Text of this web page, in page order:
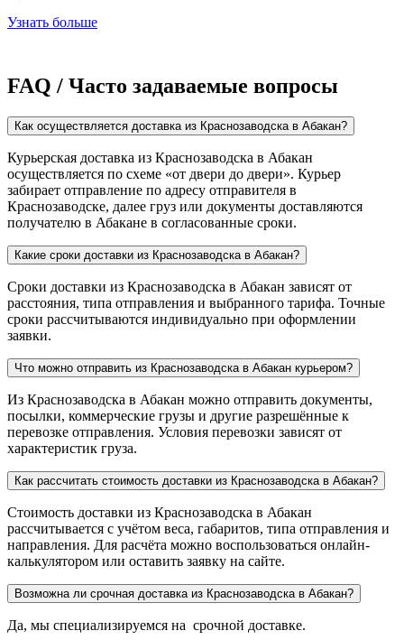
Узнать больше
FAQ / Часто задаваемые вопросы
Как осуществляется доставка из Краснозаводска в Абакан?
Курьерская доставка из Краснозаводска в Абакан
осуществляется по схеме «от двери до двери». Курьер
забирает отправление по адресу отправителя в
Краснозаводске, далее груз или документы доставляются
получателю в Абакане в согласованные сроки.
Какие сроки доставки из Краснозаводска в Абакан?
Сроки доставки из Краснозаводска в Абакан зависят от
расстояния, типа отправления и выбранного тарифа. Точные
сроки рассчитываются индивидуально при оформлении
заявки.
Что можно отправить из Краснозаводска в Абакан курьером?
Из Краснозаводска в Абакан можно отправить документы,
посылки, коммерческие грузы и другие разрешённые к
перевозке отправления. Условия перевозки зависят от
характеристик груза.
Как рассчитать стоимость доставки из Краснозаводска в Абакан?
Стоимость доставки из Краснозаводска в Абакан
рассчитывается с учётом веса, габаритов, типа отправления и
направления. Для расчёта можно воспользоваться онлайн-
калькулятором или оставить заявку на сайте.
Возможна ли срочная доставка из Краснозаводска в Абакан?
Да, мы специализируемся на срочной доставке.